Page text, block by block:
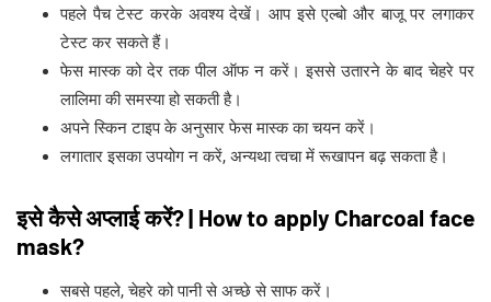
पहले पैच टेस्ट करके अवश्य देखें। आप इसे एल्बो और बाजू पर लगाकर
टेस्ट कर सकते हैं।
फेस मास्क को देर तक पील ऑफ न करें। इससे उतारने के बाद चेहरे पर
लालिमा की समस्या हो सकती है।
अपने स्किन टाइप के अनुसार फेस मास्क का चयन करें।
लगातार इसका उपयोग न करें, अन्यथा त्वचा में रूखापन बढ़ सकता है।
इसे कैसे अप्लाई करें? | How to apply Charcoal face
mask?
सबसे पहले, चेहरे को पानी से अच्छे से साफ करें।